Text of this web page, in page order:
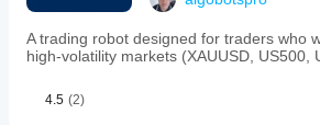
A trading robot designed for traders who
high-volatility markets (XAUUSD, US500,
4.5 (2)